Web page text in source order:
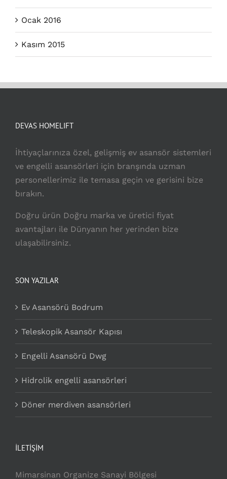
Ocak 2016
Kasım 2015
DEVAS HOMELIFT
İhtiyaçlarınıza özel, gelişmiş ev asansör sistemleri
ve engelli asansörleri için branşında uzman
personellerimiz ile temasa geçin ve gerisini bize
bırakın.
Doğru ürün Doğru marka ve üretici fiyat
avantajları ile Dünyanın her yerinden bize
ulaşabilirsiniz.
SON YAZILAR
Ev Asansörü Bodrum
Teleskopik Asansör Kapısı
Engelli Asansörü Dwg
Hidrolik engelli asansörleri
Döner merdiven asansörleri
İLETİŞİM
Mimarsinan Organize Sanayi Bölgesi